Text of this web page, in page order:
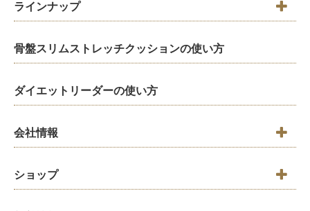
ラインナップ
骨盤スリムストレッチクッションの使い方
ダイエットリーダーの使い方
会社情報
ショップ